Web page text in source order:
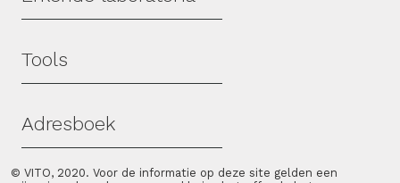
Tools
Adresboek
© VITO, 2020. Voor de informatie op deze site gelden een